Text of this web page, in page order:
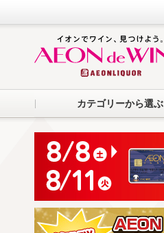
カテゴリーから選ぶ